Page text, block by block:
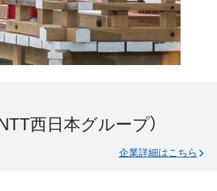
西日本グループ）
企業詳細はこちら